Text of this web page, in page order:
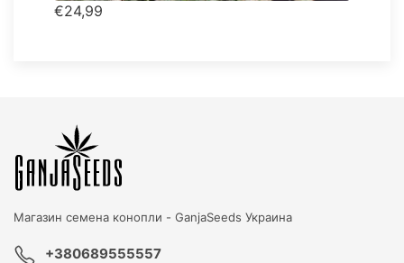
€24,99
Магазин семена конопли - GanjaSeeds Украина
+380689555557